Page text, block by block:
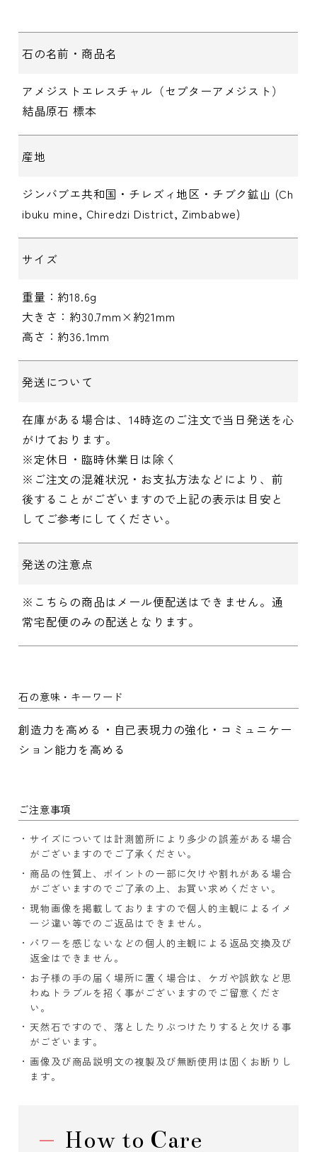
石の名前・商品名
アメジストエレスチャル（セプターアメジスト）
結晶原石 標本
産地
ジンバブエ共和国・チレズィ地区・チブク鉱山 (Ch
ibuku mine, Chiredzi District, Zimbabwe)
サイズ
重量：約18.6g
大きさ：約30.7mm×約21mm
高さ：約36.1mm
発送について
在庫がある場合は、14時迄のご注文で当日発送を心
がけております。
※定休日・臨時休業日は除く
※ご注文の混雑状況・お支払方法などにより、前
後することがございますので上記の表示は目安と
してご参考にしてください。
発送の注意点
※こちらの商品はメール便配送はできません。通
常宅配便のみの配送となります。
石の意味・キーワード
創造力を高める・自己表現力の強化・コミュニケー
ション能力を高める
ご注意事項
サイズについては計測箇所により多少の誤差がある場合
がございますのでご了承ください。
商品の性質上、ポイントの一部に欠けや割れがある場合
がございますのでご了承の上、お買い求めください。
現物画像を掲載しておりますので個人的主観によるイメ
ージ違い等でのご返品はできません。
パワーを感じないなどの個人的主観による返品交換及び
返金はできません。
お子様の手の届く場所に置く場合は、ケガや誤飲など思
わぬトラブルを招く事がございますのでご留意くださ
い。
天然石ですので、落としたりぶつけたりすると欠ける事
がございます。
画像及び商品説明文の複製及び無断使用は固くお断りし
ます。
How to Care